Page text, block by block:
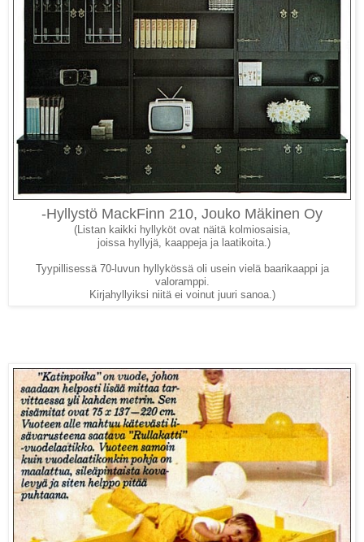
-Hyllystö MackFinn 210, Jouko Mäkinen Oy
(Listan kaikki hyllyköt ovat näitä kolmiosaisia,
joissa hyllyjä, kaappeja ja laatikoita.)
Tyypillisessä 70-luvun hyllykössä oli usein vielä baarikaappi ja
valoramppi.
Kirjahyllyiksi niitä ei voinut juuri sanoa.)